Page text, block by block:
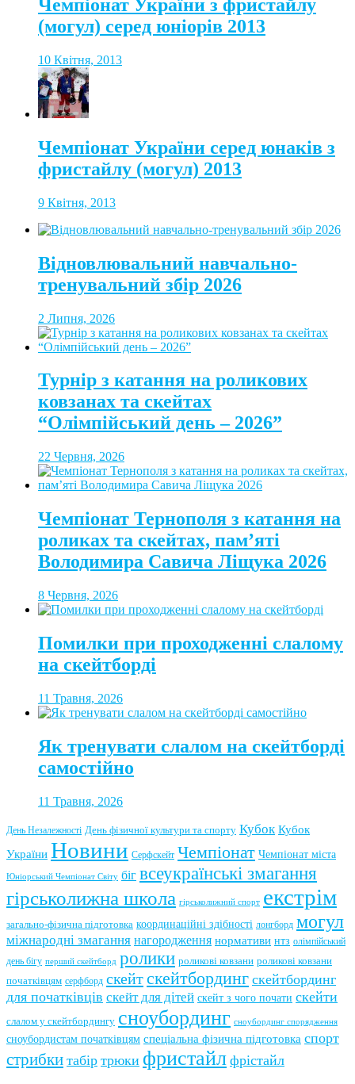
Чемпіонат України з фристайлу
(могул) серед юніорів 2013
10 Квітня, 2013
Чемпіонат України серед юнаків з
фристайлу (могул) 2013
9 Квітня, 2013
Відновлювальний навчально-
тренувальний збір 2026
2 Липня, 2026
Турнір з катання на роликових
ковзанах та скейтах
“Олімпійський день – 2026”
22 Червня, 2026
Чемпіонат Тернополя з катання на
роликах та скейтах, пам’яті
Володимира Савича Ліщука 2026
8 Червня, 2026
Помилки при проходженні слалому
на скейтборді
11 Травня, 2026
Як тренувати слалом на скейтборді
самостійно
11 Травня, 2026
День Незалежності День фізичної культури та спорту Кубок Кубок
України Новини Серфскейт Чемпіонат Чемпіонат міста
Юніорський Чемпіонат Світу біг всеукраїнські змагання
гірськолижна школа гірськолижний спорт екстрім
загально-фізична підготовка координаційні здібності лонгборд могул
міжнародні змагання нагородження нормативи нтз олімпійський
день бігу перший скейтборд ролики роликові ковзани роликові ковзани
початківцям серфборд скейтскейтбординг скейтбординг
для початківців скейт для дітей скейт з чого почати скейти
слалом у скейтбордингу сноубординг сноубординг спорядження
сноубордистам початківцям спеціальна фізична підготовка спорт
стрибки табір трюки фристайл фрістайл